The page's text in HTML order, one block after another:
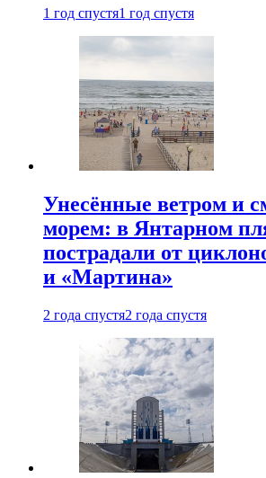
1 год спустя1 год спустя
Унесённые ветром и
морем: в Янтарном
пострадали от
и «Мартина»
2 года спустя2 года спустя